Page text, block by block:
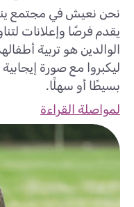
نحن نعيش في مجتمع
يقدم فرصًا وإعلانات
الوالدين هو تربية
ليكبروا مع صورة
بسيطًا أو سهلًا.
لمواصلة القراءة